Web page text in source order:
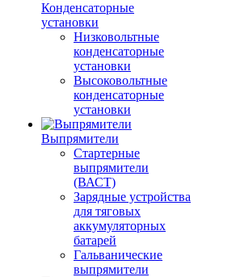
Конденсаторные
установки
Низковольтные
конденсаторные
установки
Высоковольтные
конденсаторные
установки
Выпрямители
Стартерные
выпрямители
(ВАСТ)
Зарядные устройства
для тяговых
аккумуляторных
батарей
Гальванические
выпрямители